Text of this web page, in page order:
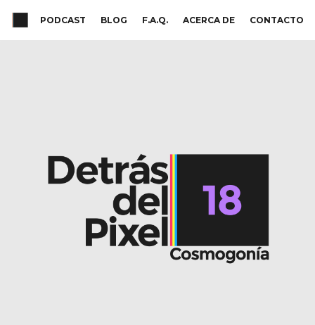
PODCAST BLOG F.A.Q. ACERCA DE CONTACTO